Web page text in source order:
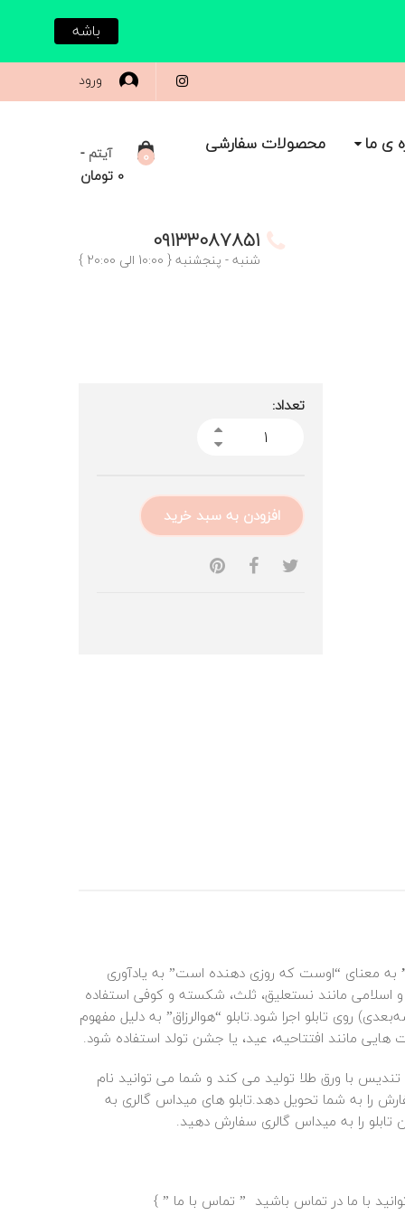
ورود
ی ما محصولات سفارشی
0 آیتم -
0 تومان
09133087851
شنبه - پنجشنبه { 10:00 الی 20:00 }
تعداد:
افزودن به سبد خرید
به معنای “اوست که روزی‌ دهنده است” به یادآوری
اسلامی مانند نستعلیق، ثلث، شکسته و کوفی استفاده
تابلو اجرا شود.تابلو “هوالرزاق” به دلیل مفهوم
مانند افتتاحیه، عید، یا جشن تولد استفاده شود.
تندیس با ورق طلا تولید می کند و شما می توانید نام
را به شما تحویل دهد.تابلو های میداس گالری به
را به میداس گالری سفارش دهید.
با ما در تماس باشید ” تماس با ما ” }
باشه